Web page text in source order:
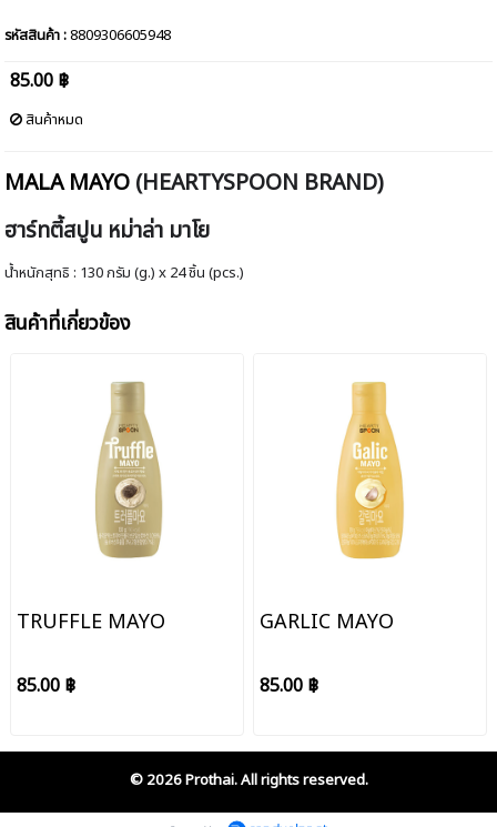
รหัสสินค้า :8809306605948
85.00 ฿
สินค้าหมด
MALA MAYO (HEARTYSPOON BRAND)
ฮาร์ทตี้สปูน หม่าล่า มาโย
น้ำหนักสุทธิ : 130 กรัม (g.) x 24 ชิ้น (pcs.)
สินค้าที่เกี่ยวข้อง
TRUFFLE MAYO
85.00 ฿
GARLIC MAYO
85.00 ฿
© 2026 Prothai. All rights reserved.